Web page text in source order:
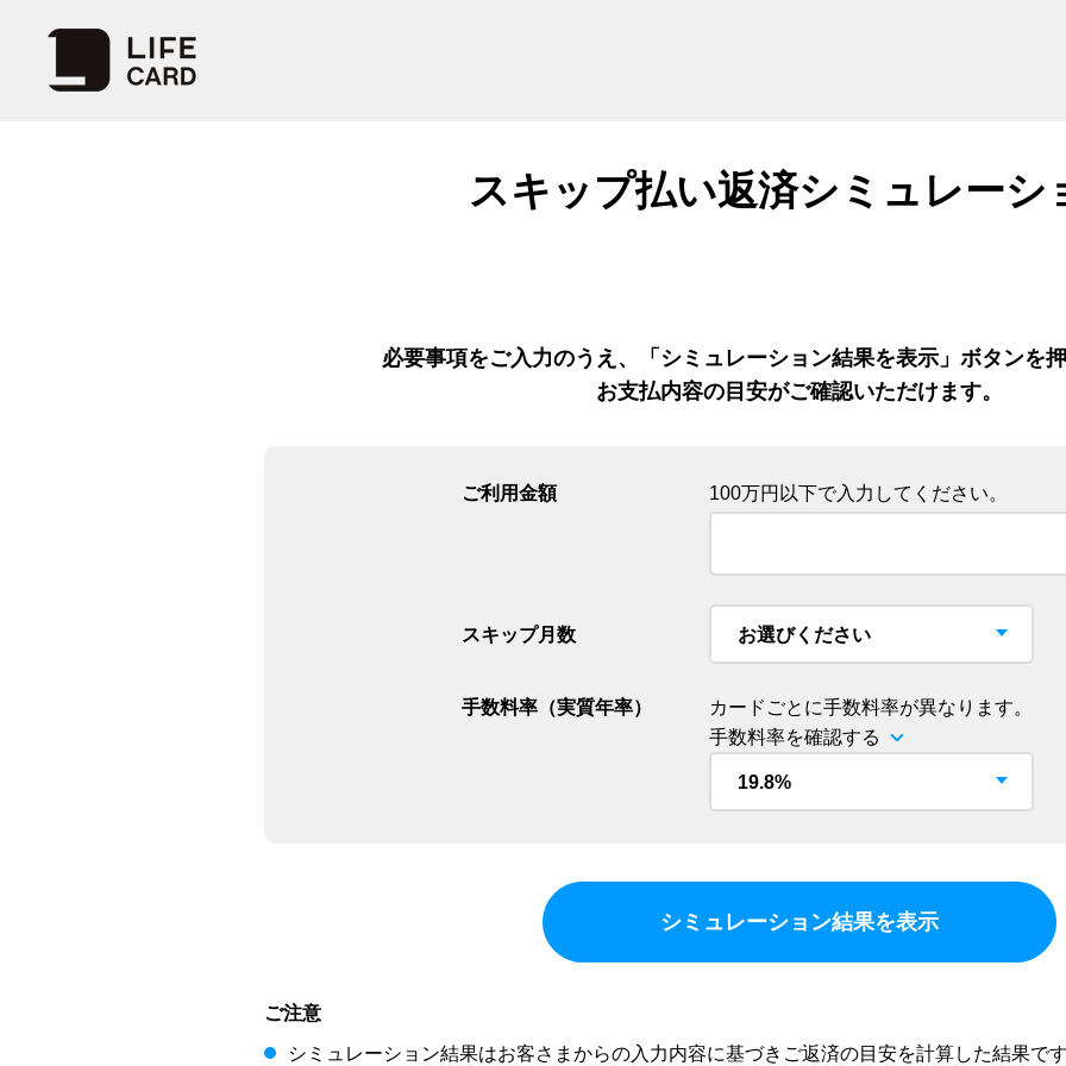
スキップ払い返済シミュレーシ
必要事項をご入力のうえ、「シミュレーション結果を表示」ボタンを
お支払内容の目安がご確認いただけます。
ご利用金額 100万円以下で入力してください。
スキップ月数
手数料率（実質年率）
カードごとに手数料率が異なります。
手数料率を確認する
シミュレーション結果を表示
ご注意
シミュレーション結果はお客さまからの入力内容に基づきご返済の目安を計算した結果で